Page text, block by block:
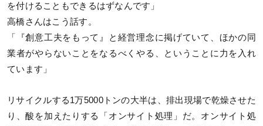
を付けることもできるはずなんです」
高橋さんはこう話す。
「『創意工夫をもって』と経営理念に掲げていて、ほかの同
業者がやらないことをなるべくやる、ということに力を入れ
ています」
リサイクルする1万5000トンの大半は、排出現場で乾燥させた
り、酸を加えたりする「オンサイト処理」だ。オンサイト処